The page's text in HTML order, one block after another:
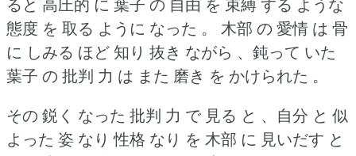
態度 を 取る ように なった 。
木部 の 愛情 は 骨
に しみる ほど 知り 抜き ながら 、鈍って いた
葉子 の 批判 力 は また 磨き を かけられた 。
その 鋭く なった 批判 力 で 見る と 、自分 と 似
よった 姿 なり 性格 なり を 木部 に 見いだす と